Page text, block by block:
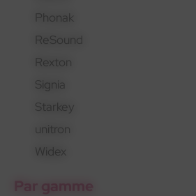
Phonak
ReSound
Rexton
Signia
Starkey
unitron
Widex
Par gamme